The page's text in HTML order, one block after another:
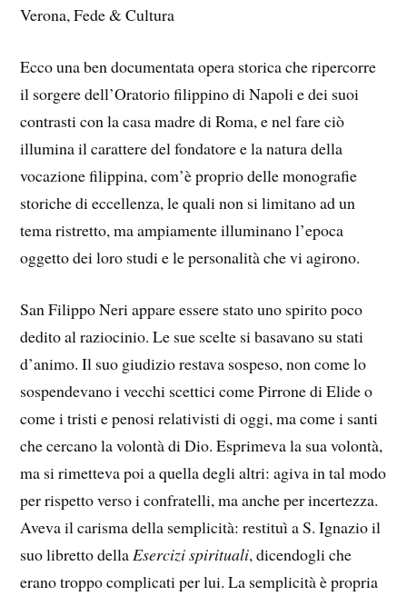
Verona, Fede & Cultura
Ecco una ben documentata opera storica che ripercorre
il sorgere dell’Oratorio filippino di Napoli e dei suoi
contrasti con la casa madre di Roma, e nel fare ciò
illumina il carattere del fondatore e la natura della
vocazione filippina, com’è proprio delle monografie
storiche di eccellenza, le quali non si limitano ad un
tema ristretto, ma ampiamente illuminano l’epoca
oggetto dei loro studi e le personalità che vi agirono.
San Filippo Neri appare essere stato uno spirito poco
dedito al raziocinio. Le sue scelte si basavano su stati
d’animo. Il suo giudizio restava sospeso, non come lo
sospendevano i vecchi scettici come Pirrone di Elide o
come i tristi e penosi relativisti di oggi, ma come i santi
che cercano la volontà di Dio. Esprimeva la sua volontà,
ma si rimetteva poi a quella degli altri: agiva in tal modo
per rispetto verso i confratelli, ma anche per incertezza.
Aveva il carisma della semplicità: restituì a S. Ignazio il
suo libretto della Esercizi spirituali, dicendogli che
erano troppo complicati per lui. La semplicità è propria